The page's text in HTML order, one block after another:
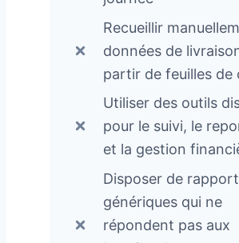
Recueillir
données de
partir de feuilles de
Utiliser des outils
pour le suivi, le
et la gestion
Disposer de
génériques qui ne
répondent pas aux